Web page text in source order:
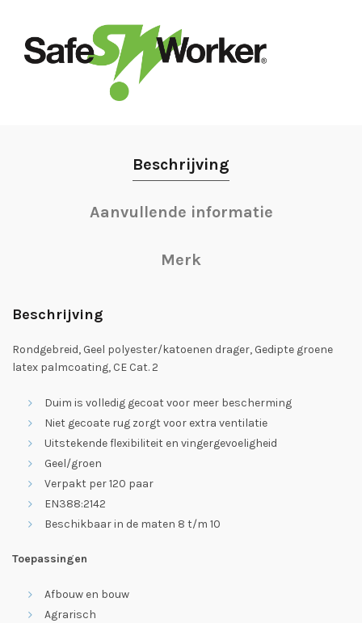
Beschrijving
Aanvullende informatie
Merk
Beschrijving
Rondgebreid, Geel polyester/katoenen drager, Gedipte groene
latex palmcoating, CE Cat. 2
Duim is volledig gecoat voor meer bescherming
Niet gecoate rug zorgt voor extra ventilatie
Uitstekende flexibiliteit en vingergevoeligheid
Geel/groen
Verpakt per 120 paar
EN388:2142
Beschikbaar in de maten 8 t/m 10
Toepassingen
Afbouw en bouw
Agrarisch